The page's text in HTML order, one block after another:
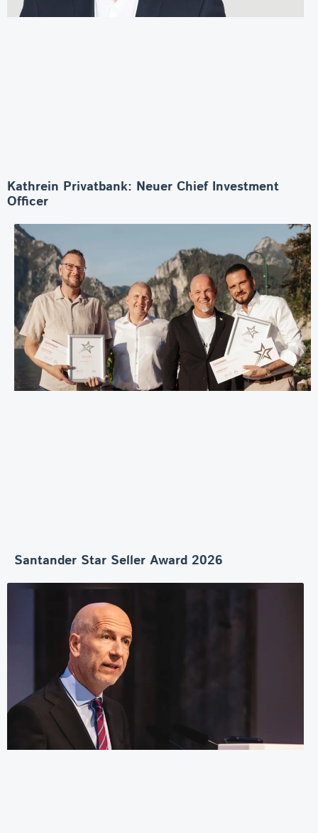
Kathrein Privatbank: Neuer Chief Investment
Officer
Santander Star Seller Award 2026